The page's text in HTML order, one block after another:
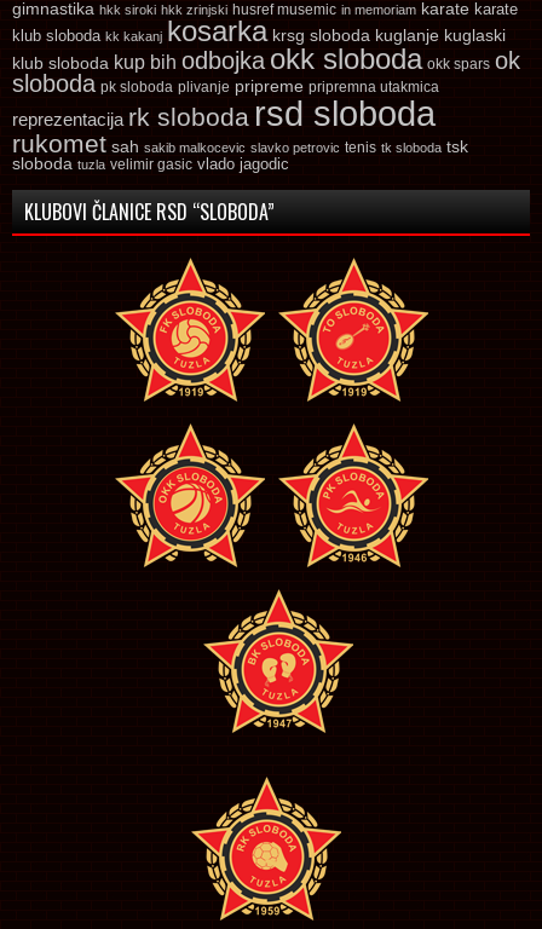
gimnastika hkk siroki hkk zrinjski husref musemic in memoriam karate karate
klub sloboda kk kakanj kosarka krsg sloboda kuglanje kuglaski
klub sloboda kup bih odbojka okk sloboda okk spars ok
sloboda pk sloboda plivanje pripreme pripremna utakmica
reprezentacija rk sloboda rsd sloboda
rukomet sah sakib malkocevic slavko petrovic tenis tk sloboda tsk
sloboda tuzla velimir gasic vlado jagodic
KLUBOVI ČLANICE RSD “SLOBODA”